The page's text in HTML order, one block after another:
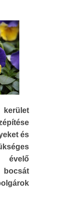
és
évelő